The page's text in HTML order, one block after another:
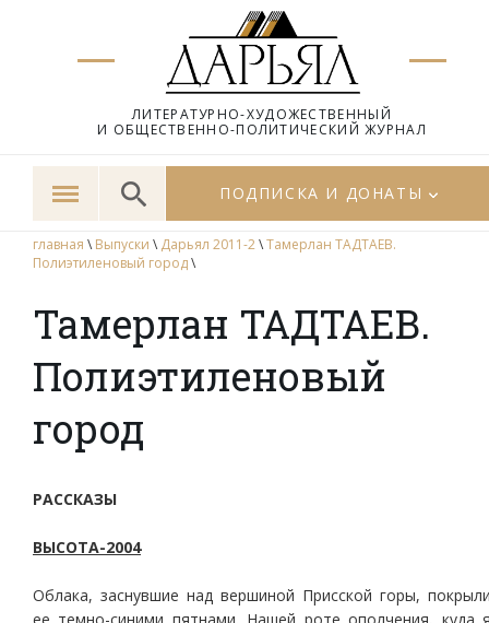
ЛИТЕРАТУРНО-ХУДОЖЕСТВЕННЫЙ
И ОБЩЕСТВЕННО-ПОЛИТИЧЕСКИЙ ЖУРНАЛ
ПОДПИСКА И ДОНАТЫ
главная \ Выпуски \ Дарьял 2011-2\Тамерлан ТАДТАЕВ.
Полиэтиленовый город\
Тамерлан ТАДТАЕВ.
Полиэтиленовый
город
РАССКАЗЫ
ВЫСОТА-2004
Облака, заснувшие над вершиной Присской горы,